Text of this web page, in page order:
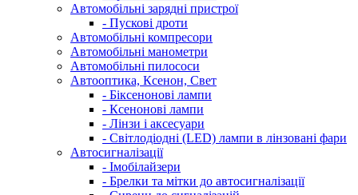
Автомобільні зарядні пристрої
- Пускові дроти
Автомобільні компресори
Автомобільні манометри
Автомобільні пилососи
Автооптика, Ксенон, Свет
- Біксенонові лампи
- Ксенонові лампи
- Лінзи і аксесуари
- Світлодіодні (LED) лампи в лінзовані фари
Автосигналізації
- Імобілайзери
- Брелки та мітки до автосигналізації